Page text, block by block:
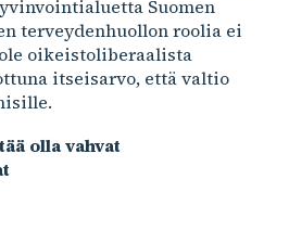
Suomen
terveydenhuollon roolia ei
oikeistoliberaalista
itseisarvo, että valtio
olla vahvat